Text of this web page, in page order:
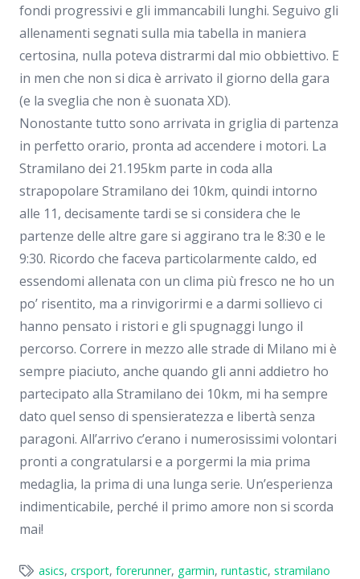
fondi progressivi e gli immancabili lunghi. Seguivo gli
allenamenti segnati sulla mia tabella in maniera
certosina, nulla poteva distrarmi dal mio obbiettivo. E
in men che non si dica è arrivato il giorno della gara
(e la sveglia che non è suonata XD).
Nonostante tutto sono arrivata in griglia di partenza
in perfetto orario, pronta ad accendere i motori. La
Stramilano dei 21.195km parte in coda alla
strapopolare Stramilano dei 10km, quindi intorno
alle 11, decisamente tardi se si considera che le
partenze delle altre gare si aggirano tra le 8:30 e le
9:30. Ricordo che faceva particolarmente caldo, ed
essendomi allenata con un clima più fresco ne ho un
po’ risentito, ma a rinvigorirmi e a darmi sollievo ci
hanno pensato i ristori e gli spugnaggi lungo il
percorso. Correre in mezzo alle strade di Milano mi è
sempre piaciuto, anche quando gli anni addietro ho
partecipato alla Stramilano dei 10km, mi ha sempre
dato quel senso di spensieratezza e libertà senza
paragoni. All’arrivo c’erano i numerosissimi volontari
pronti a congratularsi e a porgermi la mia prima
medaglia, la prima di una lunga serie. Un’esperienza
indimenticabile, perché il primo amore non si scorda
mai!
asics, crsport, forerunner, garmin, runtastic, stramilano